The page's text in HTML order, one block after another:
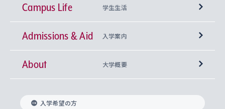
神学部
文学部
総合人間科学部
興味から学科を探す
上智大学の全学共通教育
基盤教育センター
キリスト教人間学
上智大学の語学教育
言語教育研究センター
上智大学のグローバル教育
研究所 等
キリスト教文化研究所
中世思想研究所
Sophia Open Research Weeks (SORW)
産官学連携
知的財産
Campus Life 学生生活
学期区分と授業時間割
課外活動
課外教育プログラム
グローバルな学びのコミュニティ
Admissions & Aid 入学案内
上智大学で取得できる学位
入れの方針）
About 大学概要
理事長・学長メッセージ
入学希望の方